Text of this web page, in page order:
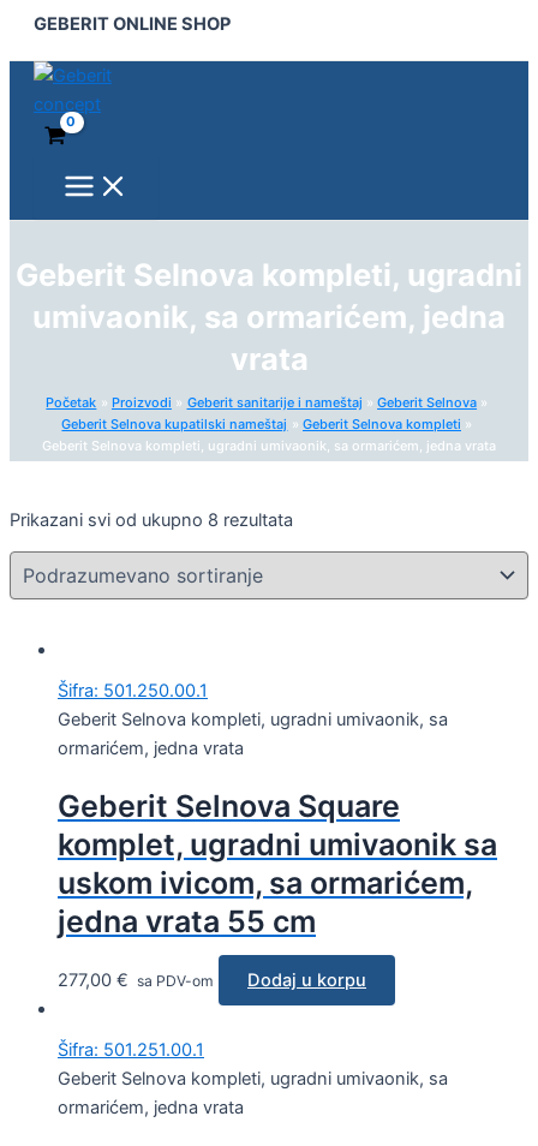
Pređi
sadržaj
GEBERIT ONLINE SHOP
Menu
Geberit Selnova kompleti, ugradni
umivaonik, sa ormarićem, jedna
vrata
Početak Proizvodi Geberit sanitarije i nameštaj
Geberit Selnova
Geberit Selnova kupatilski nameštaj
Geberit Selnova kompleti
Geberit Selnova kompleti, ugradni umivaonik, sa ormarićem, jedna vrata
Prikazani svi od ukupno 8 rezultata
Šifra: 501.250.00.1
Geberit Selnova kompleti, ugradni umivaonik, sa
ormarićem, jedna vrata
Geberit Selnova Square
komplet, ugradni umivaonik sa
uskom ivicom, sa ormarićem,
jedna vrata 55 cm
277,00 € sa PDV-om Dodaj u korpu
Šifra: 501.251.00.1
Geberit Selnova kompleti, ugradni umivaonik, sa
ormarićem, jedna vrata